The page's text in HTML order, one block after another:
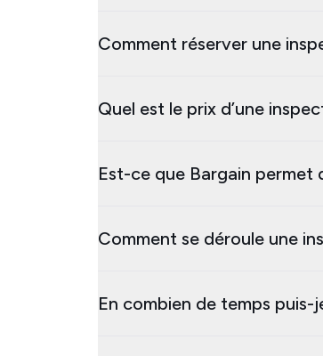
Comment réserver une
Quel est le prix d’une
Est-ce que Bargain permet
Comment se déroule une
En combien de temps